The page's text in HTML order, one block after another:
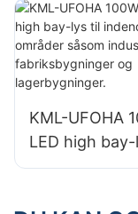
der og
lagerbygninger.
KML-UFOHA
LED high
indendørs